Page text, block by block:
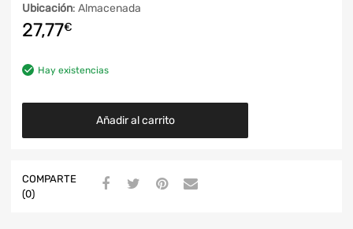
Ubicación: Almacenada
27,77€
Hay existencias
Añadir al carrito
COMPARTE
(0)